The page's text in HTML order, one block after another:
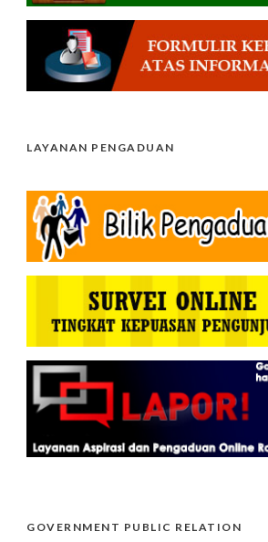
LAYANAN PENGADUAN
GOVERNMENT PUBLIC RELATION